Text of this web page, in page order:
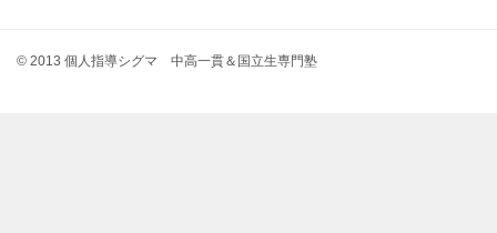
© 2013 個人指導シグマ 中高一貫＆国立生専門塾